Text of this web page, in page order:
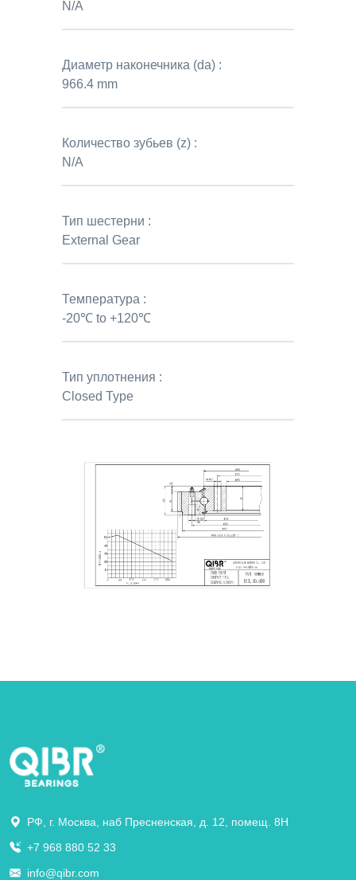
N/A
Диаметр наконечника (da) :
966.4 mm
Количество зубьев (z) :
N/A
Тип шестерни :
External Gear
Температура :
-20℃ to +120℃
Тип уплотнения :
Closed Type
РФ, г. Москва, наб Пресненская, д. 12, помещ. 8Н
+7 968 880 52 33
info@qibr.com